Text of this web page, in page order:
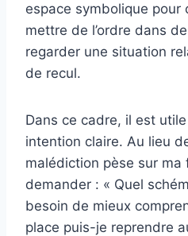
espace symbolique pour
mettre de l’ordre dans
regarder une situation
de recul.
Dans ce cadre, il est utile
intention claire. Au lieu
malédiction pèse sur ma
demander : « Quel
besoin de mieux
place puis-je reprendre